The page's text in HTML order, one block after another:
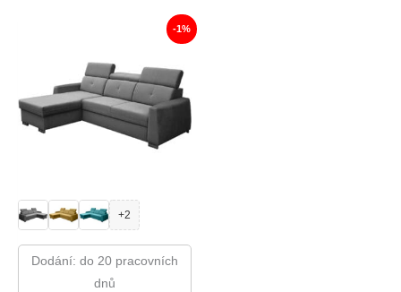
-1%
+2
Dodání: do 20 pracovních
dnů